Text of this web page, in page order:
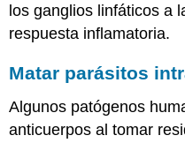
los ganglios linfáticos a
respuesta inflamatoria.
Matar parásitos
Algunos patógenos
anticuerpos al tomar